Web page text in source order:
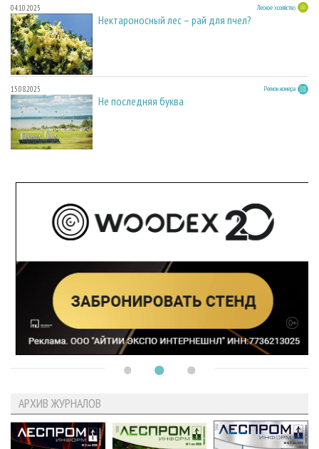
04.10.2025 Лесное хозяйство
Нектароносный лес – рай для пчел?
15.08.2025 Регион номера
Не последняя буква
АРХИВ ЖУРНАЛОВ